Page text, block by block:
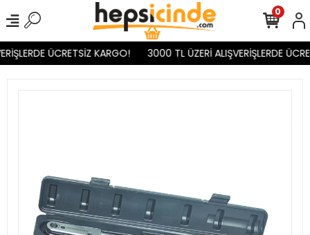
ÜCRETSİZ KARGO! 3000 TL ÜZERİ ALIŞVERİŞLERDE
0